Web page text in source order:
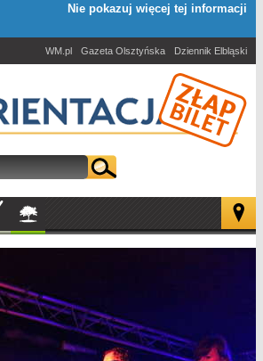
Nie pokazuj więcej tej informacji
Dziennik Elbląski
Gazeta Olsztyńska
WM.pl
Inne